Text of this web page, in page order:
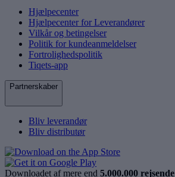
Hjælpecenter
Hjælpecenter for Leverandører
Vilkår og betingelser
Politik for kundeanmeldelser
Fortrolighedspolitik
Tiqets-app
Partnerskaber
Bliv leverandør
Bliv distributør
Downloadet af mere end 5.000.000 rejsende